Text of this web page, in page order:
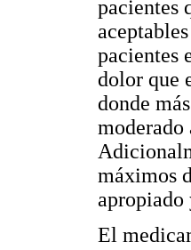
pacientes
pacientes
dolor que
donde
moderado
máximos
apropiado
El